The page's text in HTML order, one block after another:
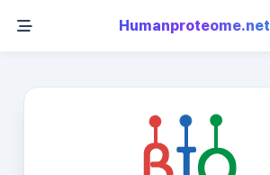
Humanproteome.net